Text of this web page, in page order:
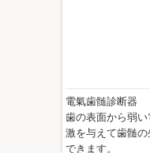
電氣歯髄診断器
歯の表面から弱
激を与えて歯髄
できます。